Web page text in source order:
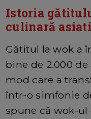
Istoria
culinară
Gătitul la wok a
bine de 2.000
mod care a
într-o simfonie
spune că wok-